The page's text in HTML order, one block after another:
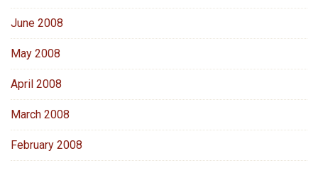
June 2008
May 2008
April 2008
March 2008
February 2008